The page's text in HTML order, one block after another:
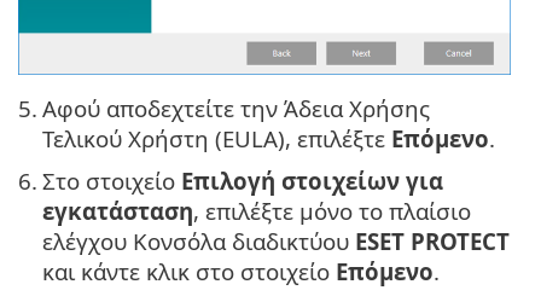
5. Αφού αποδεχτείτε την Άδεια Χρήσης
Τελικού Χρήστη (EULA), επιλέξτε Επόμενο.
6. Στο στοιχείο Επιλογή στοιχείων για
εγκατάσταση, επιλέξτε μόνο το πλαίσιο
ελέγχου Κονσόλα διαδικτύου ESET PROTECT
και κάντε κλικ στο στοιχείο Επόμενο.